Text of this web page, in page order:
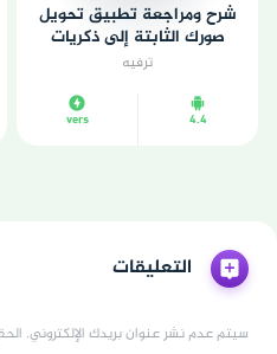
شرح ومراجعة تطبيق تحويل
صورك الثابتة إلى ذكريات
نابضة بالحياة
ترفيه
4.4
vers
التعليقات
سيتم عدم نشر عنوان بريدك الإلكتروني.